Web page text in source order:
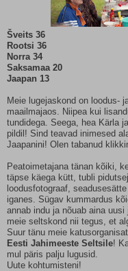
Šveits 36
Rootsi 36
Norra 34
Saksamaa 20
Jaapan 13
Meie lugejaskond on loodus-
maailmajaos. Niipea kui
tundidega. Seega, hea Kärla
pildil! Sind teavad inimesed
Jaapanini! Olen tabanud
Peatoimetajana tänan kõiki,
täpse käega kütt, tubli
loodusfotograaf,
iganes. Sügav kummardus
annab indu ja nõuab aina
meie seltskond nii tegus, et
Suur tänu meie
Eesti Jahimeeste Seltsile!
mul päris palju lugusid.
Uute kohtumisteni!